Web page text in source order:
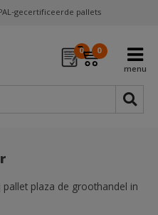
gecertificeerde pallets
0 0
plaza de groothandel in